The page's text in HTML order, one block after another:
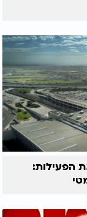
הפעילות: